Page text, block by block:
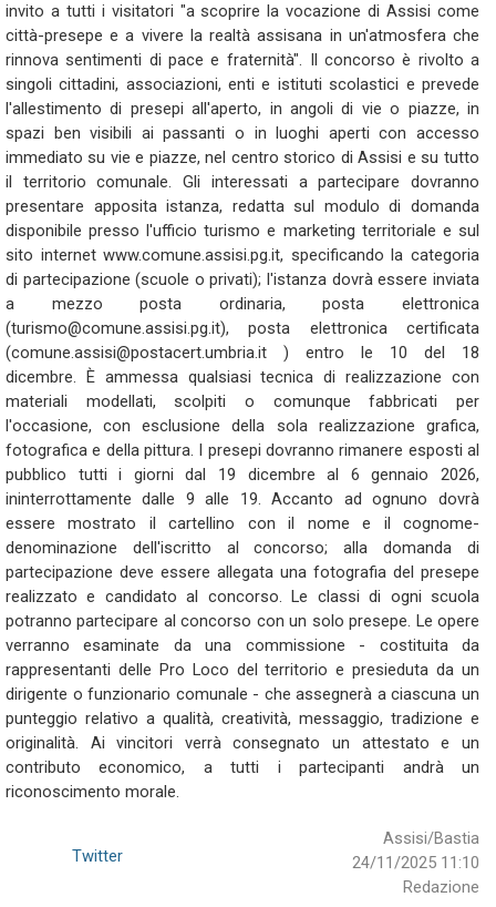
invito a tutti i visitatori "a scoprire la vocazione di Assisi come
città-presepe e a vivere la realtà assisana in un'atmosfera che
rinnova sentimenti di pace e fraternità". Il concorso è rivolto a
singoli cittadini, associazioni, enti e istituti scolastici e prevede
l'allestimento di presepi all'aperto, in angoli di vie o piazze, in
spazi ben visibili ai passanti o in luoghi aperti con accesso
immediato su vie e piazze, nel centro storico di Assisi e su tutto
il territorio comunale. Gli interessati a partecipare dovranno
presentare apposita istanza, redatta sul modulo di domanda
disponibile presso l'ufficio turismo e marketing territoriale e sul
sito internet www.comune.assisi.pg.it, specificando la categoria
di partecipazione (scuole o privati); l'istanza dovrà essere inviata
a mezzo posta ordinaria, posta elettronica
(turismo@comune.assisi.pg.it), posta elettronica certificata
(comune.assisi@postacert.umbria.it ) entro le 10 del 18
dicembre. È ammessa qualsiasi tecnica di realizzazione con
materiali modellati, scolpiti o comunque fabbricati per
l'occasione, con esclusione della sola realizzazione grafica,
fotografica e della pittura. I presepi dovranno rimanere esposti al
pubblico tutti i giorni dal 19 dicembre al 6 gennaio 2026,
ininterrottamente dalle 9 alle 19. Accanto ad ognuno dovrà
essere mostrato il cartellino con il nome e il cognome-
denominazione dell'iscritto al concorso; alla domanda di
partecipazione deve essere allegata una fotografia del presepe
realizzato e candidato al concorso. Le classi di ogni scuola
potranno partecipare al concorso con un solo presepe. Le opere
verranno esaminate da una commissione - costituita da
rappresentanti delle Pro Loco del territorio e presieduta da un
dirigente o funzionario comunale - che assegnerà a ciascuna un
punteggio relativo a qualità, creatività, messaggio, tradizione e
originalità. Ai vincitori verrà consegnato un attestato e un
contributo economico, a tutti i partecipanti andrà un
riconoscimento morale.
Assisi/Bastia
24/11/2025 11:10
Redazione
Twitter